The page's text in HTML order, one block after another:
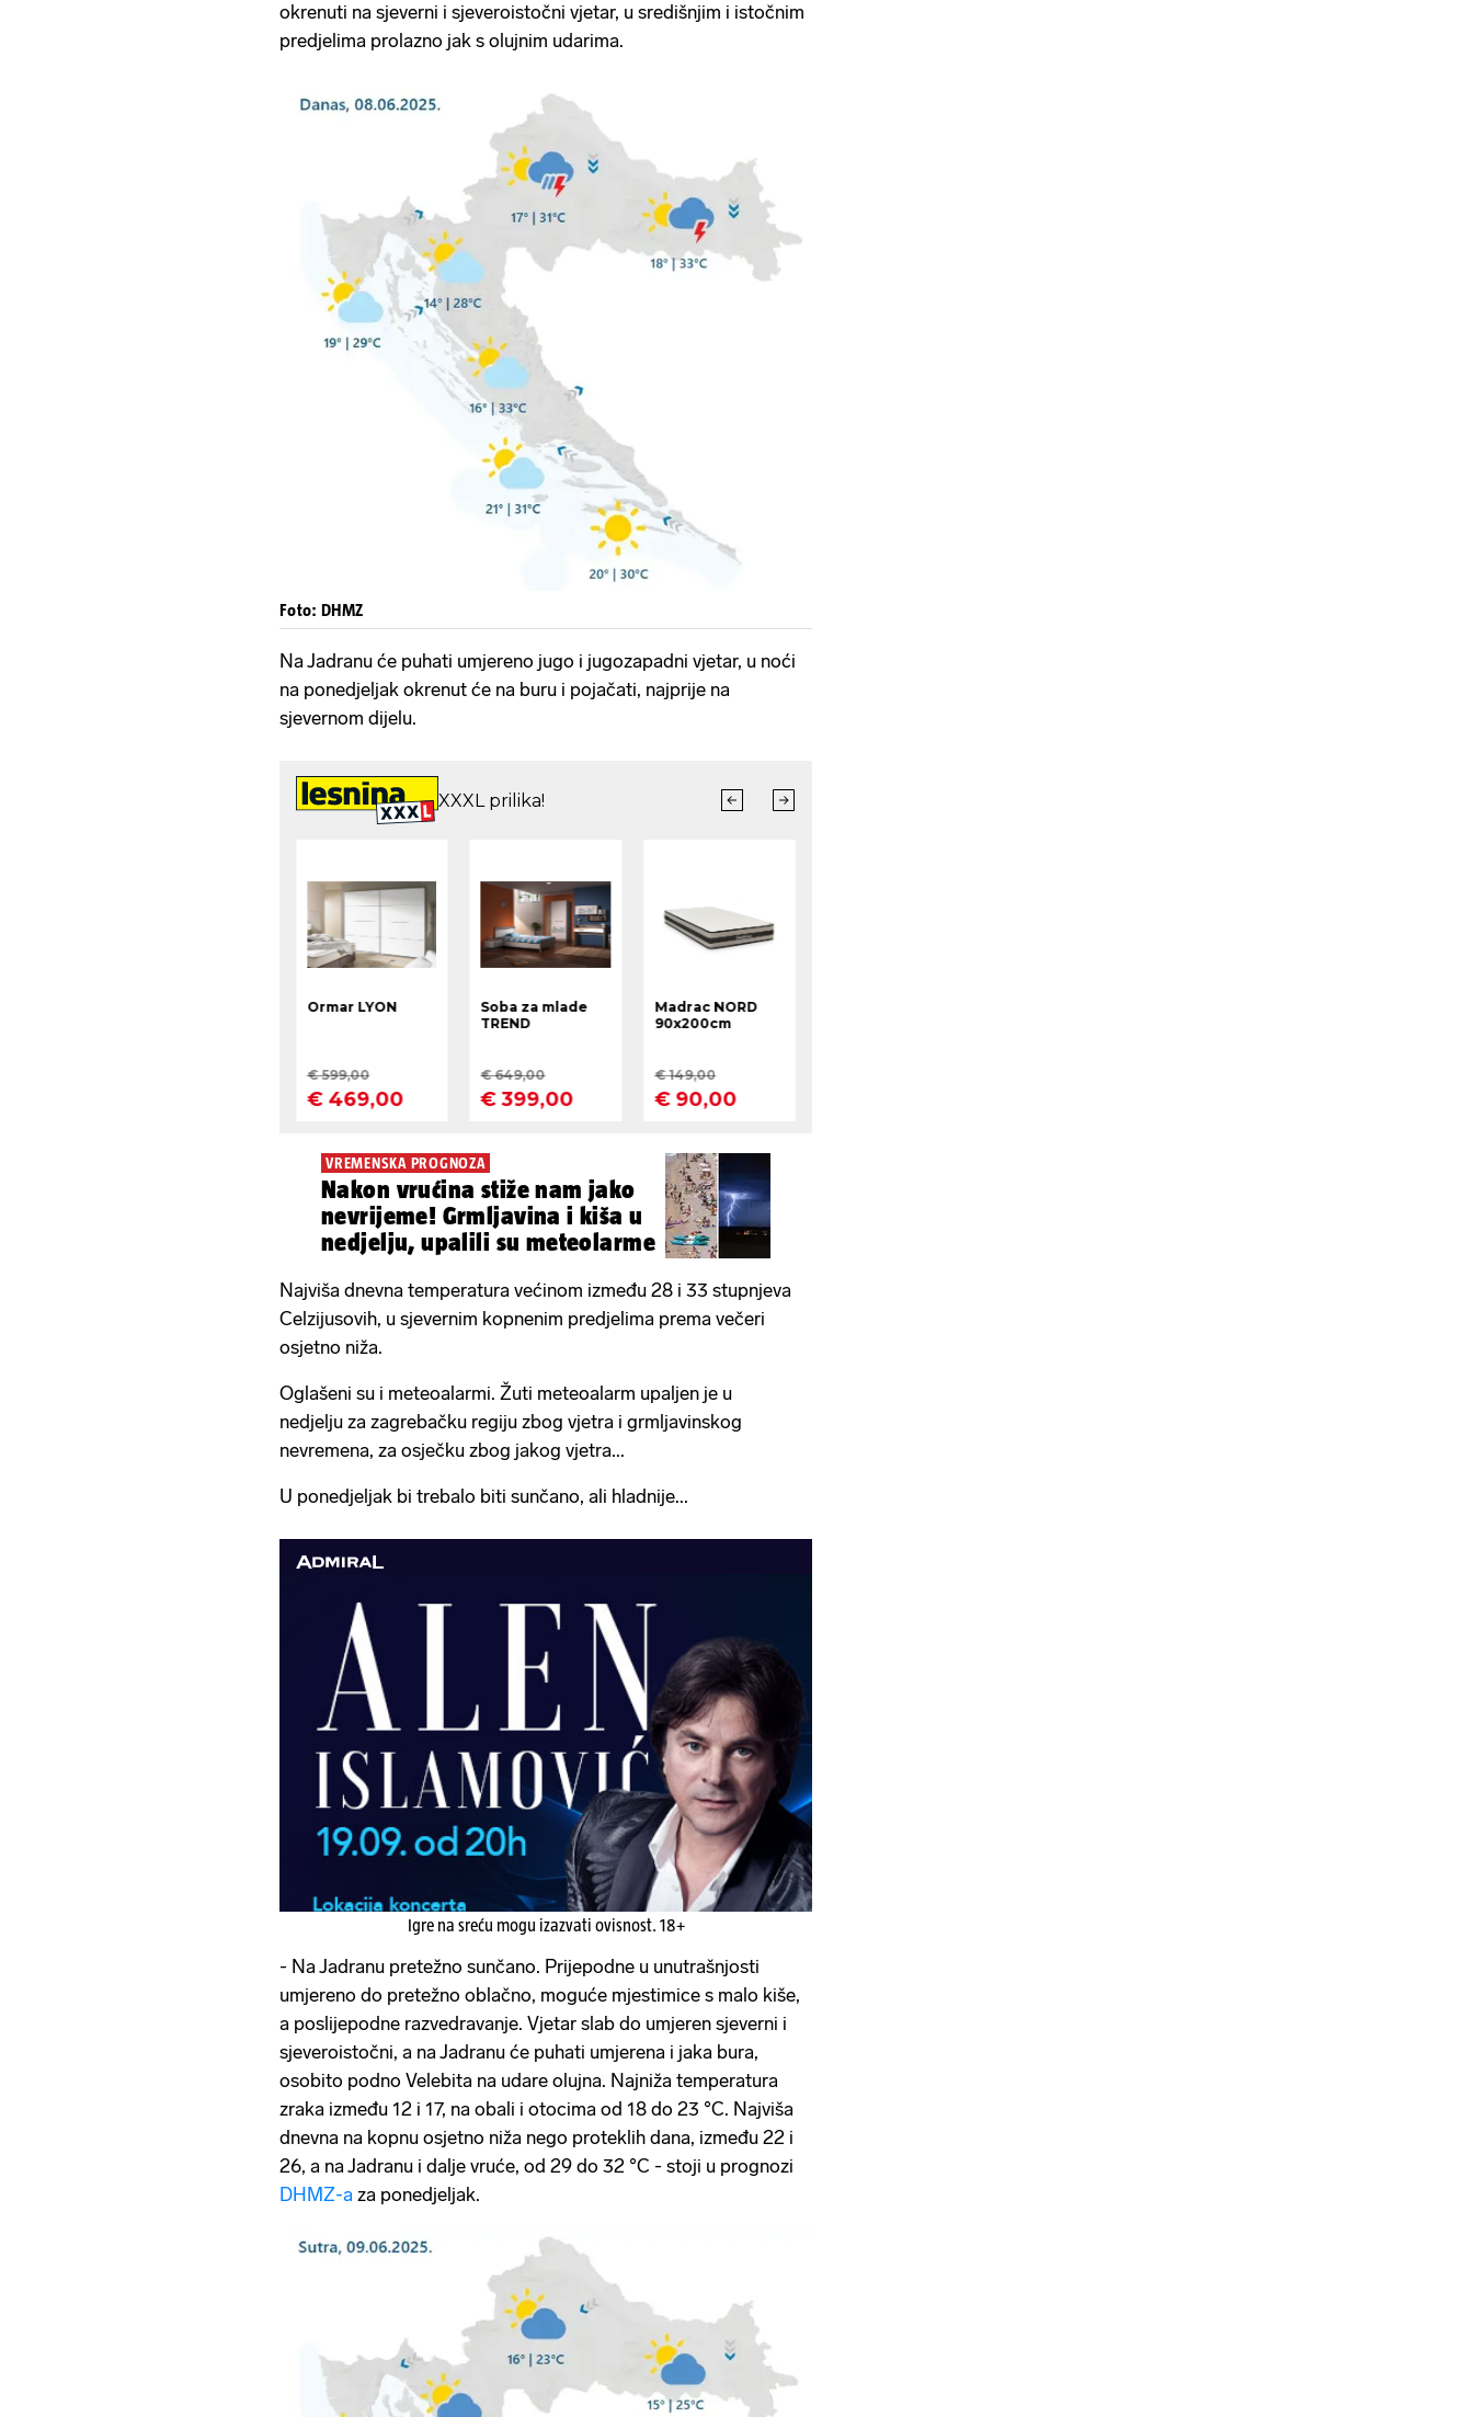
okrenuti na sjeverni i sjeveroistočni vjetar, u središnjim i istočnim
predjelima prolazno jak s olujnim udarima.
Foto: DHMZ
Na Jadranu će puhati umjereno jugo i jugozapadni vjetar, u noći
na ponedjeljak okrenut će na buru i pojačati, najprije na
sjevernom dijelu.
VREMENSKA PROGNOZA
Nakon vrućina stiže nam jako
nevrijeme! Grmljavina i kiša u
nedjelju, upalili su meteolarme
Najviša dnevna temperatura većinom između 28 i 33 stupnjeva
Celzijusovih, u sjevernim kopnenim predjelima prema večeri
osjetno niža.
Oglašeni su i meteoalarmi. Žuti meteoalarm upaljen je u
nedjelju za zagrebačku regiju zbog vjetra i grmljavinskog
nevremena, za osječku zbog jakog vjetra...
U ponedjeljak bi trebalo biti sunčano, ali hladnije...
Igre na sreću mogu izazvati ovisnost. 18+
- Na Jadranu pretežno sunčano. Prijepodne u unutrašnjosti
umjereno do pretežno oblačno, moguće mjestimice s malo kiše,
a poslijepodne razvedravanje. Vjetar slab do umjeren sjeverni i
sjeveroistočni, a na Jadranu će puhati umjerena i jaka bura,
osobito podno Velebita na udare olujna. Najniža temperatura
zraka između 12 i 17, na obali i otocima od 18 do 23 °C. Najviša
dnevna na kopnu osjetno niža nego proteklih dana, između 22 i
26, a na Jadranu i dalje vruće, od 29 do 32 °C - stoji u prognozi
DHMZ-a za ponedjeljak.